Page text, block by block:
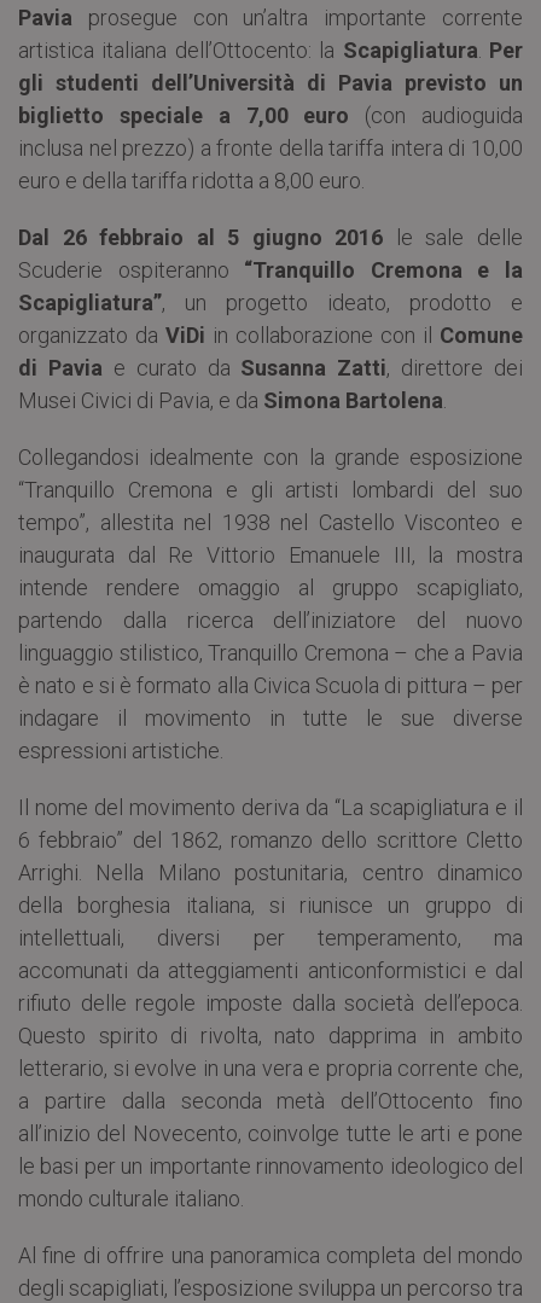
Pavia prosegue con un’altra importante corrente
artistica italiana dell’Ottocento: la Scapigliatura. Per
gli studenti dell’Università di Pavia previsto un
biglietto speciale a 7,00 euro (con audioguida
inclusa nel prezzo) a fronte della tariffa intera di 10,00
euro e della tariffa ridotta a 8,00 euro.
Dal 26 febbraio al 5 giugno 2016
le sale delle
Scuderie ospiteranno “Tranquillo Cremona e la
Scapigliatura”, un progetto ideato, prodotto e
organizzato da ViDi in collaborazione con il Comune
di Pavia e curato da Susanna Zatti, direttore dei
Musei Civici di Pavia, e da Simona Bartolena.
Collegandosi idealmente con la grande esposizione
“Tranquillo Cremona e gli artisti lombardi del suo
tempo”, allestita nel 1938 nel Castello Visconteo e
inaugurata dal Re Vittorio Emanuele III, la mostra
intende rendere omaggio al gruppo scapigliato,
partendo dalla ricerca dell’iniziatore del nuovo
linguaggio stilistico, Tranquillo Cremona – che a Pavia
è nato e si è formato alla Civica Scuola di pittura – per
indagare il movimento in tutte le sue diverse
espressioni artistiche.
Il nome del movimento deriva da “La scapigliatura e il
6 febbraio” del 1862, romanzo dello scrittore Cletto
Arrighi. Nella Milano postunitaria, centro dinamico
della borghesia italiana, si riunisce un gruppo di
intellettuali, diversi per temperamento, ma
accomunati da atteggiamenti anticonformistici e dal
rifiuto delle regole imposte dalla società dell’epoca.
Questo spirito di rivolta, nato dapprima in ambito
letterario, si evolve in una vera e propria corrente che,
a partire dalla seconda metà dell’Ottocento fino
all’inizio del Novecento, coinvolge tutte le arti e pone
le basi per un importante rinnovamento ideologico del
mondo culturale italiano.
Al fine di offrire una panoramica completa del mondo
degli scapigliati, l’esposizione sviluppa un percorso tra